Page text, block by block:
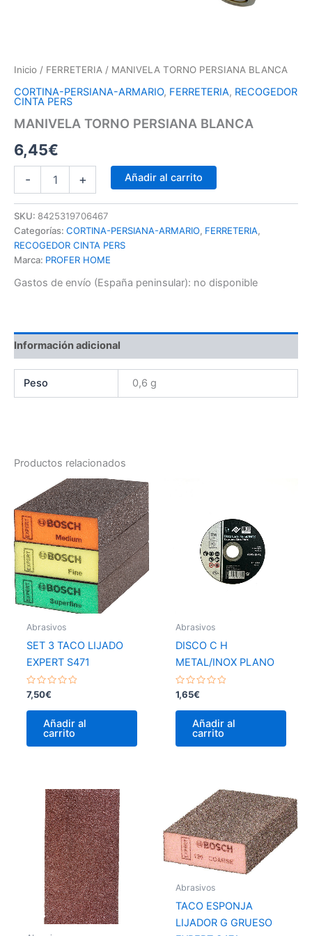
Inicio / FERRETERIA / MANIVELA TORNO PERSIANA BLANCA
CORTINA-PERSIANA-ARMARIO, FERRETERIA, RECOGEDOR
CINTA PERS
MANIVELA TORNO PERSIANA BLANCA
6,45€
- + Añadir al carrito
SKU: 8425319706467
Categorías: CORTINA-PERSIANA-ARMARIO, FERRETERIA,
RECOGEDOR CINTA PERS
Marca: PROFER HOME
Gastos de envío (España peninsular): no disponible
Información adicional
Peso 0,6 g
Productos relacionados
Abrasivos
SET 3 TACO LIJADO
EXPERT S471
Valorado
con
0
7,50€
Añadir al
carrito
Abrasivos
DISCO C H
METAL/INOX PLANO
Valorado
con
0
1,65€
Añadir al
carrito
Abrasivos
TACO ESPONJA
LIJADOR G GRUESO